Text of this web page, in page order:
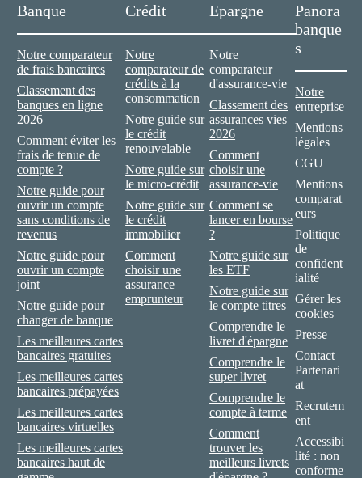
Banque
Notre comparateur
de frais bancaires
Classement des
banques en ligne
2026
Comment éviter les
frais de tenue de
compte ?
Notre guide pour
ouvrir un compte
sans conditions de
revenus
Notre guide pour
ouvrir un compte
joint
Notre guide pour
changer de banque
Les meilleures cartes
bancaires gratuites
Les meilleures cartes
bancaires prépayées
Les meilleures cartes
bancaires virtuelles
Les meilleures cartes
bancaires haut de
Crédit
Notre
comparateur de
crédits à la
consommation
Notre guide sur
le crédit
renouvelable
Notre guide sur
le micro-crédit
Notre guide sur
le crédit
immobilier
Comment
choisir une
assurance
emprunteur
Epargne
Notre
comparateur
d'assurance-vie
Classement des
assurances vies
2026
Comment
choisir une
assurance-vie
Comment se
lancer en bourse
?
Notre guide sur
les ETF
Notre guide sur
le compte titres
Comprendre le
livret d'épargne
Comprendre le
super livret
Comprendre le
compte à terme
Comment
trouver les
meilleurs livrets
Panora
banque
s
Notre
entreprise
Mentions
légales
CGU
Mentions
comparat
eurs
Politique
de
confident
ialité
Gérer les
cookies
Presse
Contact
Partenari
at
Recrutem
ent
Accessibi
lité : non
conforme